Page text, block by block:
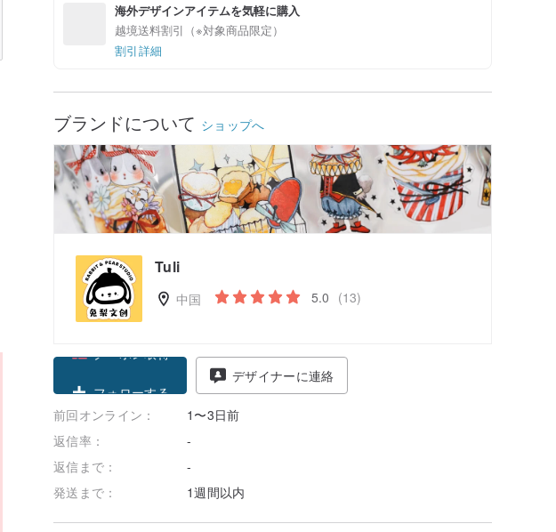
海外デザインアイテムを気軽に購入
越境送料割引（※対象商品限定）
割引詳細
ブランドについて ショップへ
Tuli
中国 5.0 (13)
フォローする
デザイナーに連絡
前回オンライン：
1〜3日前
返信率：
-
返信まで：
-
発送まで：
1週間以内